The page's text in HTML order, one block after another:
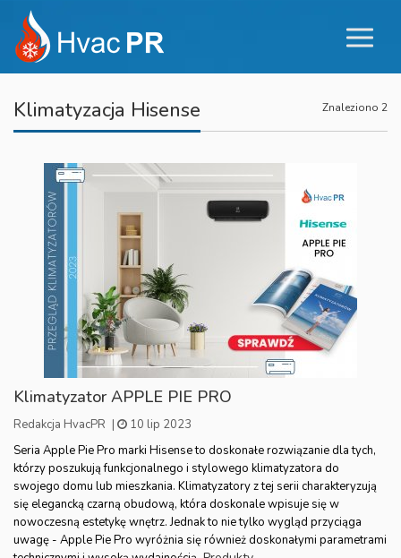
Klimatyzacja Hisense Znaleziono 2
Klimatyzator APPLE PIE PRO
Redakcja HvacPR |
10 lip 2023
Seria Apple Pie Pro marki Hisense to doskonałe rozwiązanie dla tych,
którzy poszukują funkcjonalnego i stylowego klimatyzatora do
swojego domu lub mieszkania. Klimatyzatory z tej serii charakteryzują
się elegancką czarną obudową, która doskonale wpisuje się w
nowoczesną estetykę wnętrz. Jednak to nie tylko wygląd przyciąga
uwagę - Apple Pie Pro wyróżnia się również doskonałymi parametrami